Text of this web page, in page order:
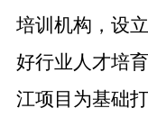
培训机构，设
好行业人才培育
江项目为基础